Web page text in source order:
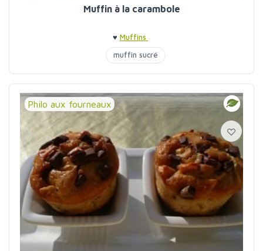
Muffin à la carambole
♥ Muffins
muffin sucré
Philo aux fourneaux